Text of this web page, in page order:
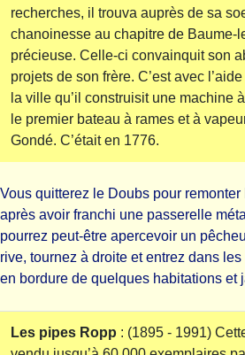
recherches, il trouva auprès de sa
chanoinesse au chapitre de Baume-
précieuse. Celle-ci convainquit son
projets de son frère. C’est avec
la ville qu’il construisit une machine
le premier bateau à rames et à
Gondé. C’était en 1776.
Vous quitterez le Doubs pour
après avoir franchi une passerelle
pourrez peut-être apercevoir un
rive, tournez à droite et entrez dans
en bordure de quelques habitations et
Les pipes Ropp : (1895 - 1991)